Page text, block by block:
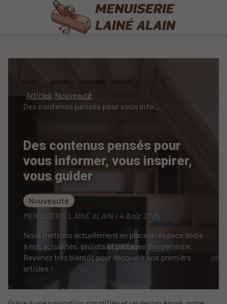
Articles Nouveauté
Des contenus pensés pour vous informer, vous inspirer, vous guider
Des contenus pensés pour
vous informer, vous inspirer,
vous guider
Nouveauté
MENUISERIE LAINÉ ALAIN / 4 Août 2025
Nous mettons actuellement en place un espace dédié
à nos actualités, projets et partages d'expérience.
Revenez très bientôt pour découvrir nos premiers
articles !